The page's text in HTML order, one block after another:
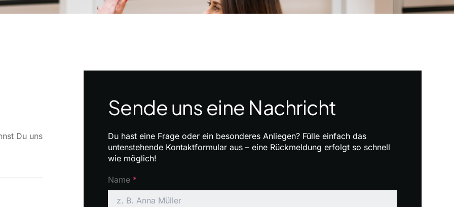
Du uns
Sende uns eine Nachricht
Du hast eine Frage oder ein besonderes Anliegen? Fülle einfach das
untenstehende Kontaktformular aus – eine Rückmeldung erfolgt so schnell
wie möglich!
Name *